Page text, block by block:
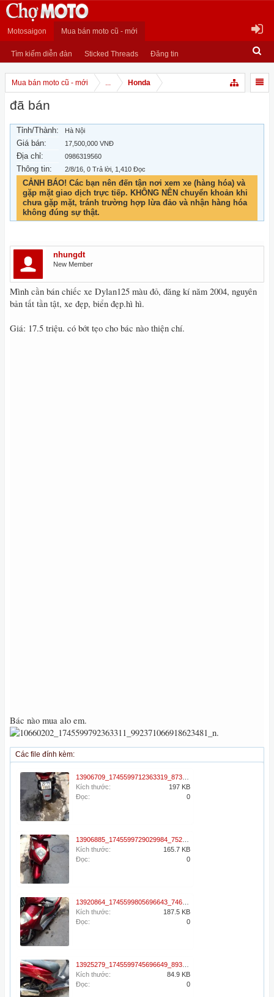
Motosaigon Mua bán moto cũ - mới
Tìm kiếm diễn đàn Sticked Threads Đăng tin
Mua bán moto cũ - mới ... Honda
đã bán
Tỉnh/Thành: Hà Nội
Giá bán: 17,500,000 VNĐ
Địa chỉ: 0986319560
Thông tin: 2/8/16 , 0 Trả lời, 1,410 Đọc
CẢNH BÁO! Các bạn nên đến tận nơi xem xe (hàng hóa) và
gặp mặt giao dịch trực tiếp. KHÔNG NÊN chuyển khoản khi
chưa gặp mặt, tránh trường hợp lừa đảo và nhận hàng hóa
không đúng sự thật.
nhungdt
New Member
Mình cần bán chiếc xe Dylan125 màu đỏ, đăng kí năm 2004, nguyên
bản tất tần tật, xe đẹp, biển đẹp.hì hì.
Giá: 17.5 triệu. có bớt tẹo cho bác nào thiện chí.
Bác nào mua alo em.
Các file đính kèm:
Kích thước:
197 KB
Đọc:
0
Kích thước:
165.7 KB
Đọc:
0
Kích thước:
187.5 KB
Đọc:
0
Kích thước:
84.9 KB
Đọc:
0